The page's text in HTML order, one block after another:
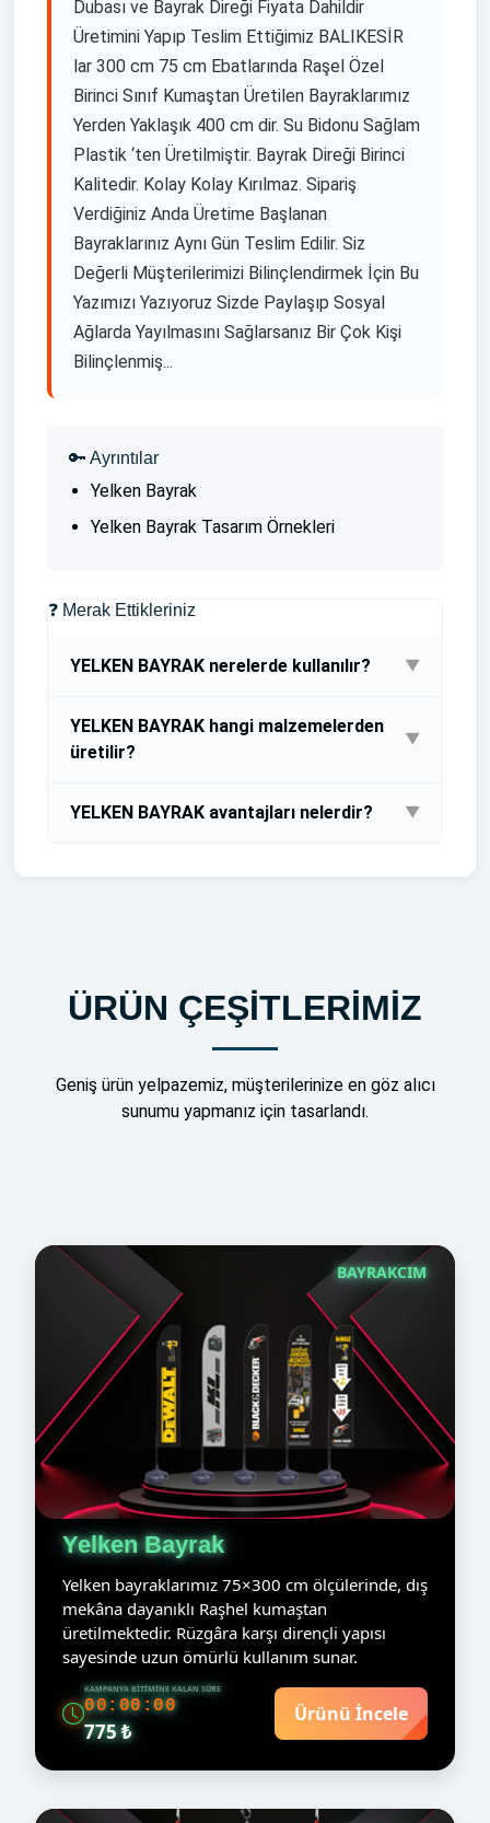
Dubası ve Bayrak Direği Fiyata Dahildir
Üretimini Yapıp Teslim Ettiğimiz BALIKESİR
lar 300 cm 75 cm Ebatlarında Raşel Özel
Birinci Sınıf Kumaştan Üretilen Bayraklarımız
Yerden Yaklaşık 400 cm dir. Su Bidonu Sağlam
Plastik ‘ten Üretilmiştir. Bayrak Direği Birinci
Kalitedir. Kolay Kolay Kırılmaz. Sipariş
Verdiğiniz Anda Üretime Başlanan
Bayraklarınız Aynı Gün Teslim Edilir. Siz
Değerli Müşterilerimizi Bilinçlendirmek İçin Bu
Yazımızı Yazıyoruz Sizde Paylaşıp Sosyal
Ağlarda Yayılmasını Sağlarsanız Bir Çok Kişi
Bilinçlenmiş...
🔑 Ayrıntılar
Yelken Bayrak
Yelken Bayrak Tasarım Örnekleri
❓ Merak Ettikleriniz
YELKEN BAYRAK nerelerde kullanılır? ▼
Fiyata Dahildir
YELKEN BAYRAK hangi malzemelerden
üretilir?
▼
Fiyata Dahildir
YELKEN BAYRAK avantajları nelerdir? ▼
ÜRÜN ÇEŞİTLERİMİZ
Geniş ürün yelpazemiz, müşterilerinize en göz alıcı
sunumu yapmanız için tasarlandı.
BAYRAKCIM
Yelken Bayrak
Yelken bayraklarımız 75×300 cm ölçülerinde, dış
mekâna dayanıklı Raşhel kumaştan
üretilmektedir. Rüzgâra karşı dirençli yapısı
sayesinde uzun ömürlü kullanım sunar.
KAMPANYA BITIMINE KALAN SÜRE
00:00:00
775 ₺
Ürünü İncele